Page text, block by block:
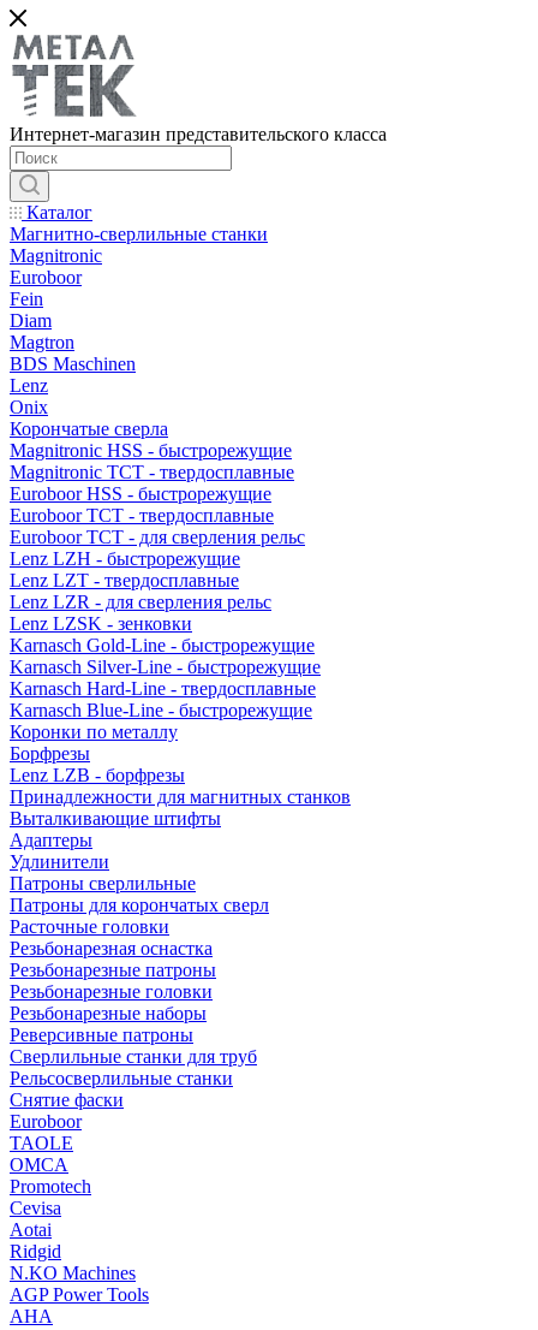
Интернет-магазин представительского класса
Каталог
Магнитно-сверлильные станки
Magnitronic
Euroboor
Fein
Diam
Magtron
BDS Maschinen
Lenz
Onix
Корончатые сверла
Magnitronic HSS - быстрорежущие
Magnitronic TCT - твердосплавные
Euroboor HSS - быстрорежущие
Euroboor TCT - твердосплавные
Euroboor TCT - для сверления рельс
Lenz LZH - быстрорежущие
Lenz LZT - твердосплавные
Lenz LZR - для сверления рельс
Lenz LZSK - зенковки
Karnasch Gold-Line - быстрорежущие
Karnasch Silver-Line - быстрорежущие
Karnasch Hard-Line - твердосплавные
Karnasch Blue-Line - быстрорежущие
Коронки по металлу
Борфрезы
Lenz LZB - борфрезы
Принадлежности для магнитных станков
Выталкивающие штифты
Адаптеры
Удлинители
Патроны сверлильные
Патроны для корончатых сверл
Расточные головки
Резьбонарезная оснастка
Резьбонарезные патроны
Резьбонарезные головки
Резьбонарезные наборы
Реверсивные патроны
Сверлильные станки для труб
Рельсосверлильные станки
Снятие фаски
Euroboor
TAOLE
OMCA
Promotech
Cevisa
Aotai
Ridgid
N.KO Machines
AGP Power Tools
AHA